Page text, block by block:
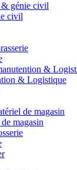
civil
& Logistique
magasin